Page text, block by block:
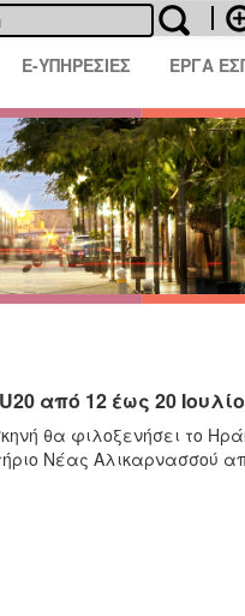
E-ΥΠΗΡΕΣΙΕΣ ΕΡΓΑ
από 12 έως 20
θα φιλοξενήσει το
Νέας Αλικαρνασσού